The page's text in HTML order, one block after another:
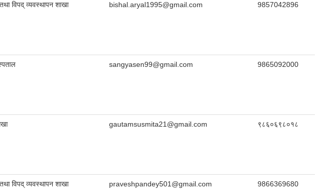
विपद् व्यवस्थापन शाखा bishal.aryal1995@gmail.com 9857042896
sangyasen99@gmail.com 9865092000
gautamsusmita21@gmail.com ९८६०६९८०१८
विपद् व्यवस्थापन शाखा praveshpandey501@gmail.com 9866369680